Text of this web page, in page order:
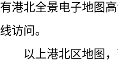
有港北全景电子地图
线访问。
以上港北区地图